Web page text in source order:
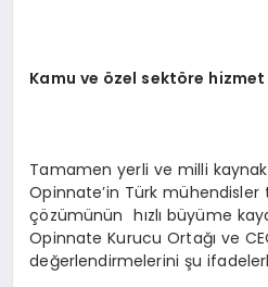
Kamu ve özel sektöre
Tamamen yerli ve milli
Opinnate’in Türk mühendisler
çözümünün hızlı büyüme
Opinnate Kurucu Ortağı ve
değerlendirmelerini şu